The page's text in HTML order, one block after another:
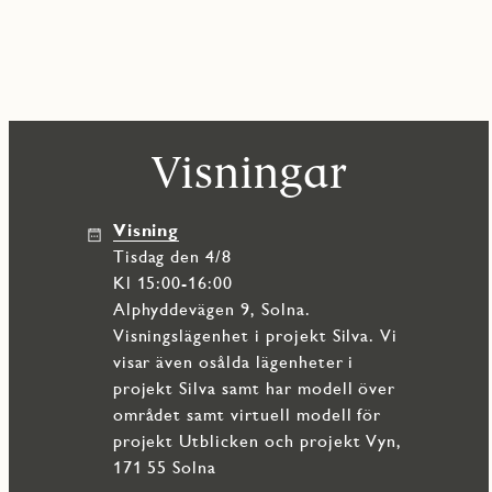
Bostaden rymmer två sovrum i olika storlekar, där det större
Ett stort plus är det praktiska förrådet som ligger inne i
Detta är ett hem för dig som söker modern komfort, hög
grönområden och stadens puls. Ett boende att trivas i – länge.
Visningar
Visning
tisdag den 4/8
Kl 15:00-16:00
Alphyddevägen 9, Solna.
Visningslägenhet i projekt Silva. Vi
visar även osålda lägenheter i
projekt Silva samt har modell över
området samt virtuell modell för
projekt Utblicken och projekt Vyn,
171 55 Solna